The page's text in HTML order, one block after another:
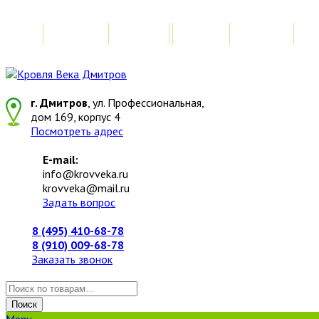
г. Дмитров, ул. Профессиональная,
дом 169, корпус 4
Посмотреть адрес
E-mail:
info@krovveka.ru
krovveka@mail.ru
Задать вопрос
8 (495) 410-68-78
8 (910) 009-68-78
Заказать звонок
Искать:
Поиск